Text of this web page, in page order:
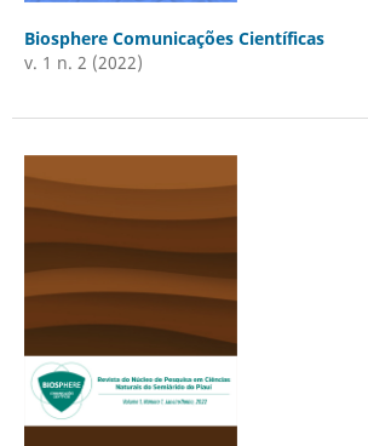
Biosphere Comunicações Científicas
v. 1 n. 2 (2022)